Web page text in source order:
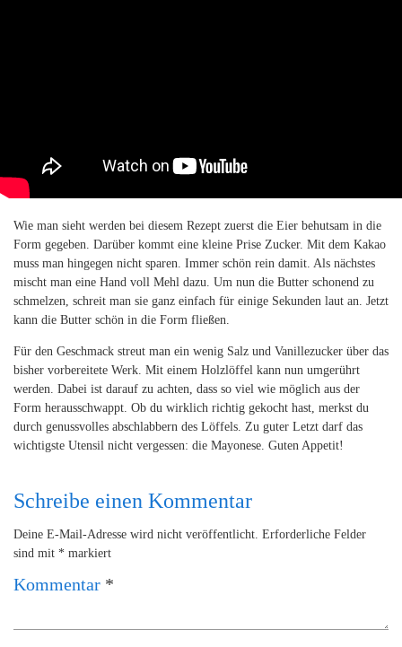
Wie man sieht werden bei diesem Rezept zuerst die Eier behutsam in die
Form gegeben. Darüber kommt eine kleine Prise Zucker. Mit dem Kakao
muss man hingegen nicht sparen. Immer schön rein damit. Als nächstes
mischt man eine Hand voll Mehl dazu. Um nun die Butter schonend zu
schmelzen, schreit man sie ganz einfach für einige Sekunden laut an. Jetzt
kann die Butter schön in die Form fließen.
Für den Geschmack streut man ein wenig Salz und Vanillezucker über das
bisher vorbereitete Werk. Mit einem Holzlöffel kann nun umgerührt
werden. Dabei ist darauf zu achten, dass so viel wie möglich aus der
Form herausschwappt. Ob du wirklich richtig gekocht hast, merkst du
durch genussvolles abschlabbern des Löffels. Zu guter Letzt darf das
wichtigste Utensil nicht vergessen: die Mayonese. Guten Appetit!
Schreibe einen Kommentar
Deine E-Mail-Adresse wird nicht veröffentlicht. Erforderliche Felder
sind mit * markiert
Kommentar *